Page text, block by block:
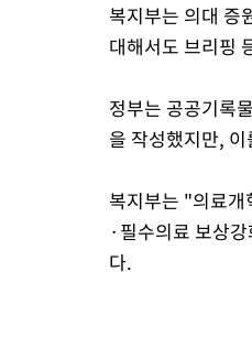
복지부는 의대 증
대해서도 브리핑
정부는 공공기록
을 작성했지만,
복지부는 "의료개
·필수의료 보상
다.